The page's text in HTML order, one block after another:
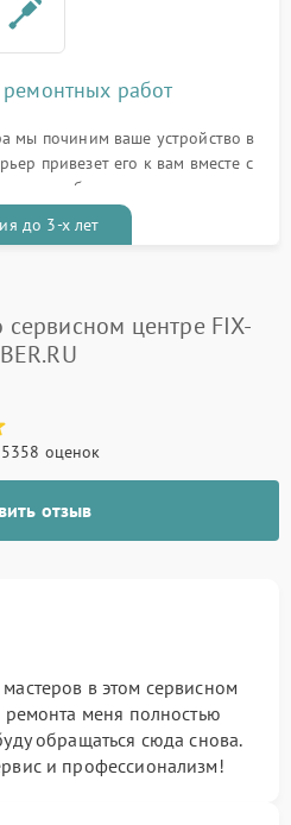
работ
мы починим ваше устройство в
привезет его к вам вместе с
бесплатно
до 3-х лет
центре FIX-
5358 оценок
отзыв
в этом сервисном
ремонта меня полностью
обращаться сюда снова.
и профессионализм!